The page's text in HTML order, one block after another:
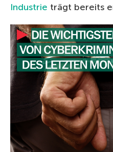
Industrie trägt bereits